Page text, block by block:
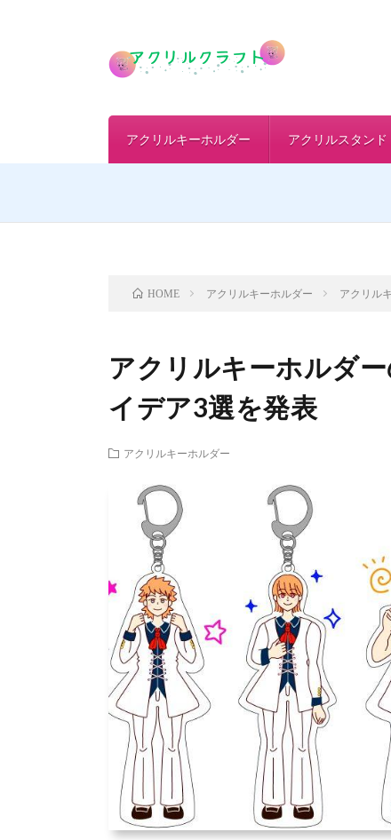
アクリルキーホルダー アクリルスタンド
HOME アクリルキーホルダー アクリル
アクリルキーホルダ
イデア3選を発表
アクリルキーホルダー